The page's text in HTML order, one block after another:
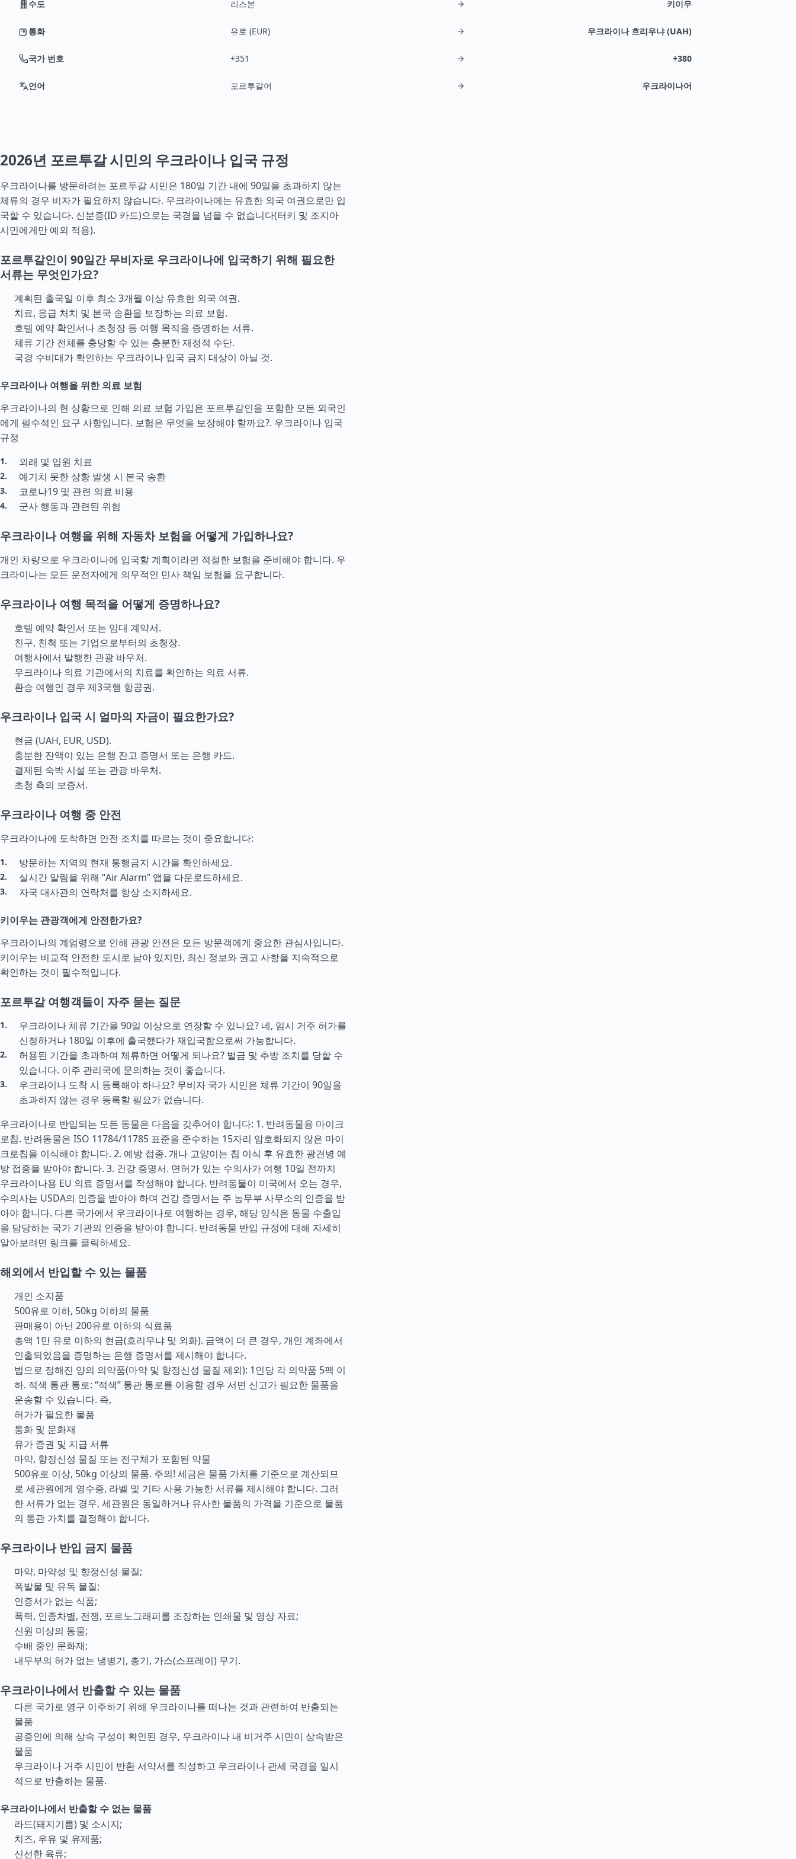
수도 리스본 키이우
통화 유로 (EUR) 우크라이나 흐리우냐 (UAH)
국가 번호 +351 +380
언어 포르투갈어 우크라이나어
2026년 포르투갈 시민의 우크라이나 입국 규정
우크라이나를 방문하려는 포르투갈 시민은 180일 기간 내에 90일을 초과하지 않는
체류의 경우 비자가 필요하지 않습니다. 우크라이나에는 유효한 외국 여권으로만 입
국할 수 있습니다. 신분증(ID 카드)으로는 국경을 넘을 수 없습니다(터키 및 조지아
시민에게만 예외 적용).
포르투갈인이 90일간 무비자로 우크라이나에 입국하기 위해 필요한
서류는 무엇인가요?
계획된 출국일 이후 최소 3개월 이상 유효한 외국 여권.
치료, 응급 처치 및 본국 송환을 보장하는 의료 보험.
호텔 예약 확인서나 초청장 등 여행 목적을 증명하는 서류.
체류 기간 전체를 충당할 수 있는 충분한 재정적 수단.
국경 수비대가 확인하는 우크라이나 입국 금지 대상이 아닐 것.
우크라이나 여행을 위한 의료 보험
우크라이나의 현 상황으로 인해 의료 보험 가입은 포르투갈인을 포함한 모든 외국인
에게 필수적인 요구 사항입니다. 보험은 무엇을 보장해야 할까요?. 우크라이나 입국
규정
외래 및 입원 치료
예기치 못한 상황 발생 시 본국 송환
코로나19 및 관련 의료 비용
군사 행동과 관련된 위험
우크라이나 여행을 위해 자동차 보험을 어떻게 가입하나요?
개인 차량으로 우크라이나에 입국할 계획이라면 적절한 보험을 준비해야 합니다. 우
크라이나는 모든 운전자에게 의무적인 민사 책임 보험을 요구합니다.
우크라이나 여행 목적을 어떻게 증명하나요?
호텔 예약 확인서 또는 임대 계약서.
친구, 친척 또는 기업으로부터의 초청장.
여행사에서 발행한 관광 바우처.
우크라이나 의료 기관에서의 치료를 확인하는 의료 서류.
환승 여행인 경우 제3국행 항공권.
우크라이나 입국 시 얼마의 자금이 필요한가요?
현금 (UAH, EUR, USD).
충분한 잔액이 있는 은행 잔고 증명서 또는 은행 카드.
결제된 숙박 시설 또는 관광 바우처.
초청 측의 보증서.
우크라이나 여행 중 안전
우크라이나에 도착하면 안전 조치를 따르는 것이 중요합니다:
방문하는 지역의 현재 통행금지 시간을 확인하세요.
실시간 알림을 위해 “Air Alarm” 앱을 다운로드하세요.
자국 대사관의 연락처를 항상 소지하세요.
키이우는 관광객에게 안전한가요?
우크라이나의 계엄령으로 인해 관광 안전은 모든 방문객에게 중요한 관심사입니다.
키이우는 비교적 안전한 도시로 남아 있지만, 최신 정보와 권고 사항을 지속적으로
확인하는 것이 필수적입니다.
포르투갈 여행객들이 자주 묻는 질문
우크라이나 체류 기간을 90일 이상으로 연장할 수 있나요? 네, 임시 거주 허가를
신청하거나 180일 이후에 출국했다가 재입국함으로써 가능합니다.
허용된 기간을 초과하여 체류하면 어떻게 되나요? 벌금 및 추방 조치를 당할 수
있습니다. 이주 관리국에 문의하는 것이 좋습니다.
우크라이나 도착 시 등록해야 하나요? 무비자 국가 시민은 체류 기간이 90일을
초과하지 않는 경우 등록할 필요가 없습니다.
우크라이나로 반입되는 모든 동물은 다음을 갖추어야 합니다: 1. 반려동물용 마이크
로칩. 반려동물은 ISO 11784/11785 표준을 준수하는 15자리 암호화되지 않은 마이
크로칩을 이식해야 합니다. 2. 예방 접종. 개나 고양이는 칩 이식 후 유효한 광견병 예
방 접종을 받아야 합니다. 3. 건강 증명서. 면허가 있는 수의사가 여행 10일 전까지
우크라이나용 EU 의료 증명서를 작성해야 합니다. 반려동물이 미국에서 오는 경우,
수의사는 USDA의 인증을 받아야 하며 건강 증명서는 주 농무부 사무소의 인증을 받
아야 합니다. 다른 국가에서 우크라이나로 여행하는 경우, 해당 양식은 동물 수출입
을 담당하는 국가 기관의 인증을 받아야 합니다. 반려동물 반입 규정에 대해 자세히
알아보려면 링크를 클릭하세요.
해외에서 반입할 수 있는 물품
개인 소지품
500유로 이하, 50kg 이하의 물품
판매용이 아닌 200유로 이하의 식료품
총액 1만 유로 이하의 현금(흐리우냐 및 외화). 금액이 더 큰 경우, 개인 계좌에서
인출되었음을 증명하는 은행 증명서를 제시해야 합니다.
법으로 정해진 양의 의약품(마약 및 향정신성 물질 제외): 1인당 각 의약품 5팩 이
하. 적색 통관 통로: “적색” 통관 통로를 이용할 경우 서면 신고가 필요한 물품을
운송할 수 있습니다. 즉,
허가가 필요한 물품
통화 및 문화재
유가 증권 및 지급 서류
마약, 향정신성 물질 또는 전구체가 포함된 약물
500유로 이상, 50kg 이상의 물품. 주의! 세금은 물품 가치를 기준으로 계산되므
로 세관원에게 영수증, 라벨 및 기타 사용 가능한 서류를 제시해야 합니다. 그러
한 서류가 없는 경우, 세관원은 동일하거나 유사한 물품의 가격을 기준으로 물품
의 통관 가치를 결정해야 합니다.
우크라이나 반입 금지 물품
마약, 마약성 및 향정신성 물질;
폭발물 및 유독 물질;
인증서가 없는 식품;
폭력, 인종차별, 전쟁, 포르노그래피를 조장하는 인쇄물 및 영상 자료;
신원 미상의 동물;
수배 중인 문화재;
내무부의 허가 없는 냉병기, 총기, 가스(스프레이) 무기.
우크라이나에서 반출할 수 있는 물품
다른 국가로 영구 이주하기 위해 우크라이나를 떠나는 것과 관련하여 반출되는
물품
공증인에 의해 상속 구성이 확인된 경우, 우크라이나 내 비거주 시민이 상속받은
물품
우크라이나 거주 시민이 반환 서약서를 작성하고 우크라이나 관세 국경을 일시
적으로 반출하는 물품.
우크라이나에서 반출할 수 없는 물품
라드(돼지기름) 및 소시지;
치즈, 우유 및 유제품;
신선한 육류;